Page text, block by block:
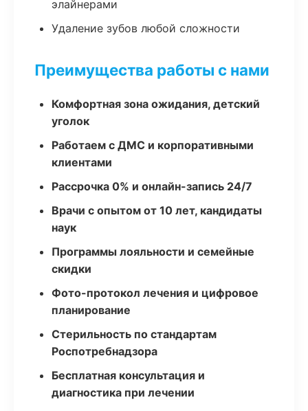
элайнерами
Удаление зубов любой сложности
Преимущества работы с нами
Комфортная зона ожидания, детский
уголок
Работаем с ДМС и корпоративными
клиентами
Рассрочка 0% и онлайн-запись 24/7
Врачи с опытом от 10 лет, кандидаты
наук
Программы лояльности и семейные
скидки
Фото-протокол лечения и цифровое
планирование
Стерильность по стандартам
Роспотребнадзора
Бесплатная консультация и
диагностика при лечении